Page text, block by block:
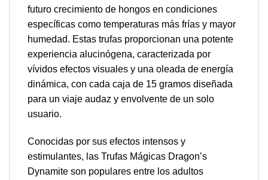
futuro crecimiento de hongos en condiciones
específicas como temperaturas más frías y mayor
humedad. Estas trufas proporcionan una potente
experiencia alucinógena, caracterizada por
vívidos efectos visuales y una oleada de energía
dinámica, con cada caja de 15 gramos diseñada
para un viaje audaz y envolvente de un solo
usuario.
Conocidas por sus efectos intensos y
estimulantes, las Trufas Mágicas Dragon’s
Dynamite son populares entre los adultos